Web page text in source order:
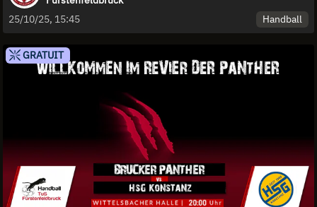
25/10/25, 15:45
Handball
GRATUIT